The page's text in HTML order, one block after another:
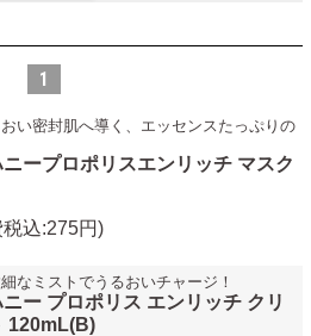
1
い密封肌へ導く、エッセンスたっぷりの
ニープロポリスエンリッチ マスク
税込:275円)
なミストでうるおいチャージ！
ー プロポリス エンリッチ クリ
120mL(B)